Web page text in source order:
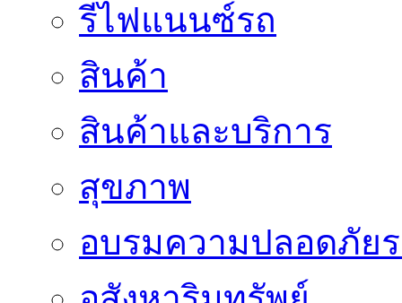
รีไฟแนนซ์รถ
สินค้า
สินค้าและบริการ
สุขภาพ
อบรมความปลอดภัย